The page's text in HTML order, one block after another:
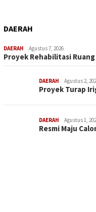
DAERAH
DAERAH Agustus 7, 2026
Proyek Rehabilitasi
DAERAH Agustus 2,
Proyek Turap
DAERAH Agustus 1,
Resmi Maju